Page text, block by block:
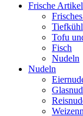
Frische Artikel
Tofu
Fisch
Nudeln
Nudeln